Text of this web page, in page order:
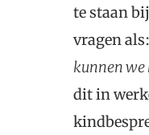
te staan
vragen als:
kunnen we
dit in